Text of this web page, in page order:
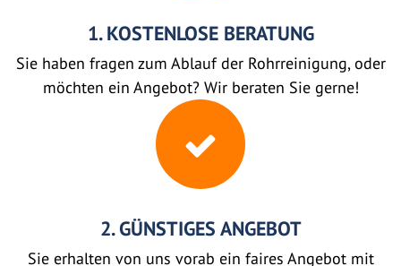
1. KOSTENLOSE BERATUNG
Sie haben fragen zum Ablauf der Rohrreinigung, oder
möchten ein Angebot? Wir beraten Sie gerne!
2. GÜNSTIGES ANGEBOT
Sie erhalten von uns vorab ein faires Angebot mit